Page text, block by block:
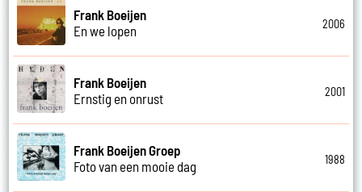
Frank Boeijen
En we lopen
2006
Frank Boeijen
Ernstig en onrust
2001
Frank Boeijen Groep
Foto van een mooie dag
1988